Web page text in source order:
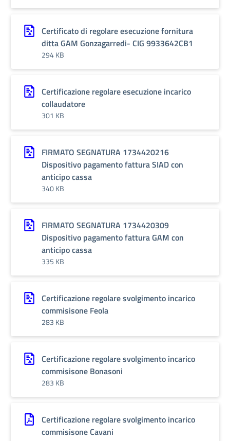
Certificato di regolare esecuzione fornitura
ditta GAM Gonzagarredi- CIG 9933642CB1
294 KB
Certificazione regolare esecuzione incarico
collaudatore
301 KB
FIRMATO SEGNATURA 1734420216
Dispositivo pagamento fattura SIAD con
anticipo cassa
340 KB
FIRMATO SEGNATURA 1734420309
Dispositivo pagamento fattura GAM con
anticipo cassa
335 KB
Certificazione regolare svolgimento incarico
commisisone Feola
283 KB
Certificazione regolare svolgimento incarico
commisisone Bonasoni
283 KB
Certificazione regolare svolgimento incarico
commisisone Cavani